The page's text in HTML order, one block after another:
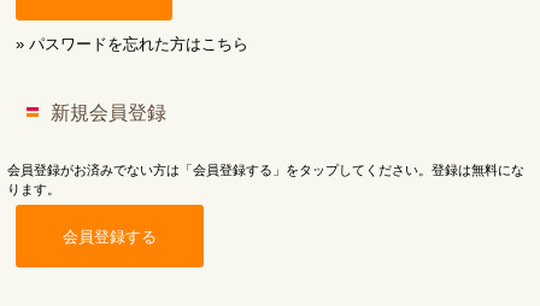
» パスワードを忘れた方はこちら
新規会員登録
会員登録がお済みでない方は「会員登録する」をタップしてください。登録は無料にな
ります。
会員登録する